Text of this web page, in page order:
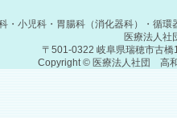
・小児科・胃腸科（消化器科）・循
医療法人
〒501-0322 岐阜県瑞穂市古
Copyright © 医療法人社団 高